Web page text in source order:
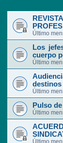
Último
Los
cuerpo
Último
destinos
Último
Pulso
Último